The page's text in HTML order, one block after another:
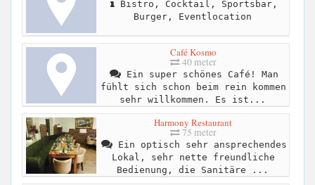
Bistro, Cocktail, Sportsbar,
Burger, Eventlocation
Café Kosmo
40 meter
Ein super schönes Café! Man
fühlt sich schon beim rein kommen
sehr willkommen. Es ist...
Harmony Restaurant
75 meter
Ein optisch sehr ansprechendes
Lokal, sehr nette freundliche
Bedienung, die Sanitäre ...